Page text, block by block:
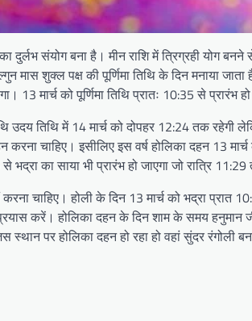
दुर्लभ संयोग बना है। मीन राशि में त्रिग्रही योग
मास शुक्ल पक्ष की पूर्णिमा तिथि के दिन मनाया
13 मार्च को पूर्णिमा तिथि प्रातः 10:35 से
उदय तिथि में 14 मार्च को दोपहर 12:24 तक रहेगी
चाहिए। इसीलिए इस वर्ष होलिका दहन 13
भद्रा का साया भी प्रारंभ हो जाएगा जो रात्रि
चाहिए। होली के दिन 13 मार्च को भद्रा प्रात
करें। होलिका दहन के दिन शाम के समय
पर होलिका दहन हो रहा हो वहां सुंदर रंगोली